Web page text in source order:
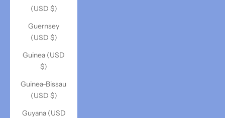
(USD $)
Guernsey
(USD $)
Guinea (USD
$)
Guinea-Bissau
(USD $)
Guyana (USD